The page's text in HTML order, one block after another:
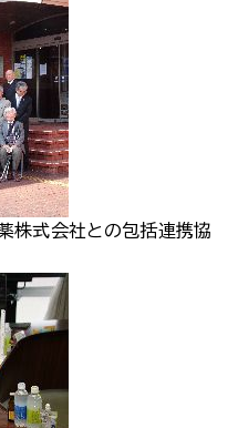
株式会社との包括連携協